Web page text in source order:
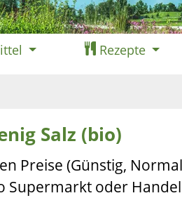
Rezepte
Salz (bio)
Preise (Günstig,
Supermarkt oder